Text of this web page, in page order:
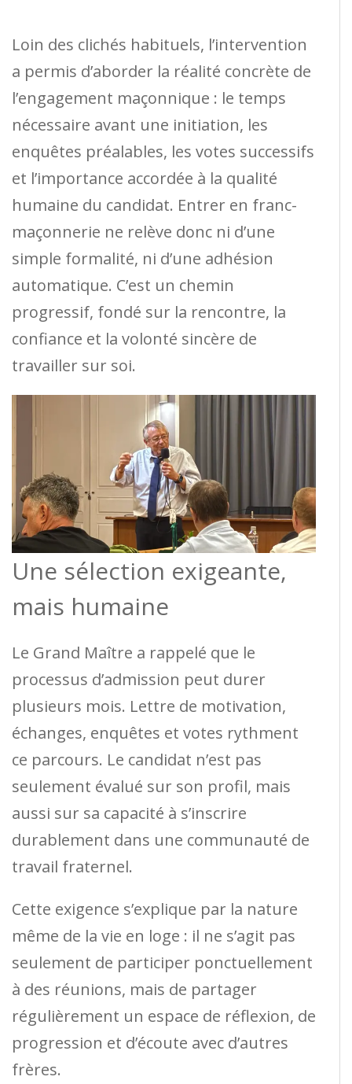
Loin des clichés habituels, l’intervention
a permis d’aborder la réalité concrète de
l’engagement maçonnique : le temps
nécessaire avant une initiation, les
enquêtes préalables, les votes successifs
et l’importance accordée à la qualité
humaine du candidat. Entrer en franc-
maçonnerie ne relève donc ni d’une
simple formalité, ni d’une adhésion
automatique. C’est un chemin
progressif, fondé sur la rencontre, la
confiance et la volonté sincère de
travailler sur soi.
Une sélection exigeante,
mais humaine
Le Grand Maître a rappelé que le
processus d’admission peut durer
plusieurs mois. Lettre de motivation,
échanges, enquêtes et votes rythment
ce parcours. Le candidat n’est pas
seulement évalué sur son profil, mais
aussi sur sa capacité à s’inscrire
durablement dans une communauté de
travail fraternel.
Cette exigence s’explique par la nature
même de la vie en loge : il ne s’agit pas
seulement de participer ponctuellement
à des réunions, mais de partager
régulièrement un espace de réflexion, de
progression et d’écoute avec d’autres
frères.